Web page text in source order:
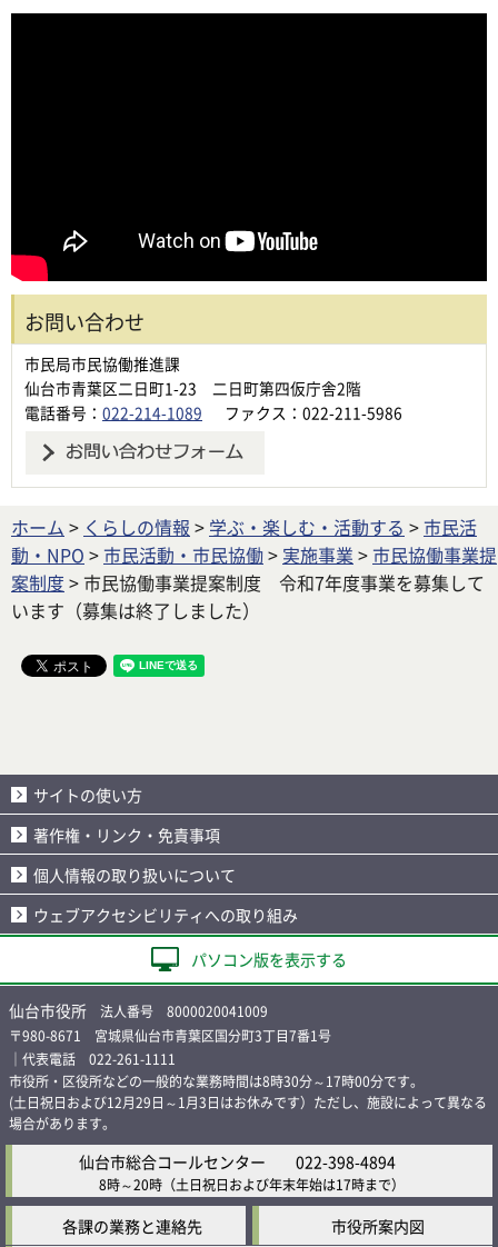
お問い合わせ
市民局市民協働推進課
仙台市青葉区二日町1-23 二日町第四仮庁舎2階
電話番号： 022-214-1089 ファクス：022-211-5986
ホーム > くらしの情報 > 学ぶ・楽しむ・活動する >市民活
動・NPO >市民活動・市民協働> 実施事業 >市民協働事業提
案制度 > 市民協働事業提案制度 令和7年度事業を募集して
います（募集は終了しました）
サイトの使い方
著作権・リンク・免責事項
個人情報の取り扱いについて
ウェブアクセシビリティへの取り組み
パソコン版を表示する
仙台市役所 法人番号 8000020041009
〒980-8671 宮城県仙台市青葉区国分町3丁目7番1号
｜代表電話 022-261-1111
市役所・区役所などの一般的な業務時間は8時30分～17時00分です。
(土日祝日および12月29日～1月3日はお休みです）ただし、施設によって異なる
場合があります。
仙台市総合コールセンター 022-398-4894
8時～20時 （土日祝日および年末年始は17時まで）
各課の業務と連絡先 市役所案内図